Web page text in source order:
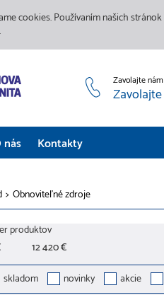
cookies. Používaním našich
Zavolajte nám
nás Kontakty
> Obnoviteľné zdroje
produktov
12 420 €
skladom
novinky akcie